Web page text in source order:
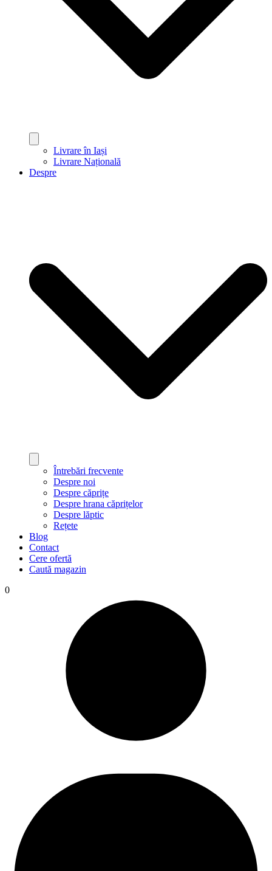
Livrare în Iași
Livrare Națională
Despre
Întrebări frecvente
Despre noi
Despre căprițe
Despre hrana căprițelor
Despre lăptic
Rețete
Blog
Contact
Cere ofertă
Caută magazin
0